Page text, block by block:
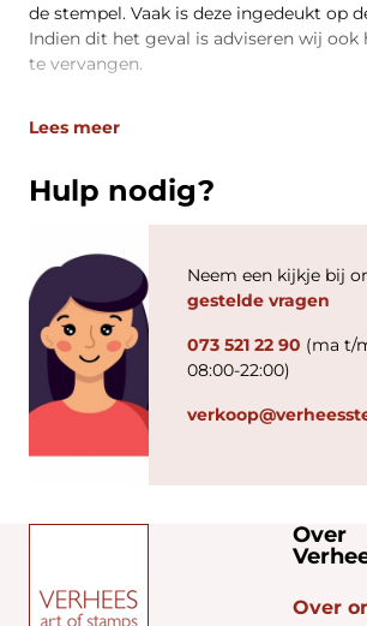
de stempel. Vaak is deze ingedeukt op
Indien dit het geval is adviseren wij ook
te vervangen.
Lees meer
Hulp nodig?
Neem een kijkje bij
gestelde vragen
073 521 22 90 (ma t/
08:00-22:00)
Over
Over